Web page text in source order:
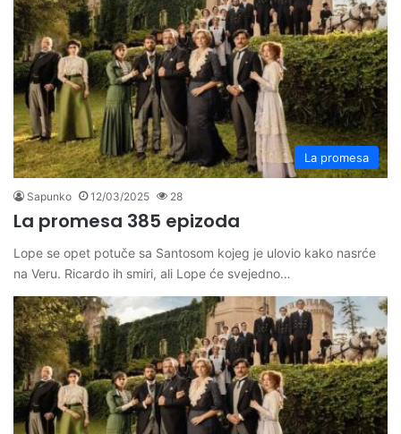
La promesa
Sapunko 12/03/2025 28
La promesa 385 epizoda
Lope se opet potuče sa Santosom kojeg je ulovio kako nasrće
na Veru. Ricardo ih smiri, ali Lope će svejedno…